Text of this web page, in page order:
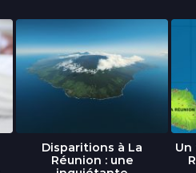
Disparitions à La
Réunion : une
Un